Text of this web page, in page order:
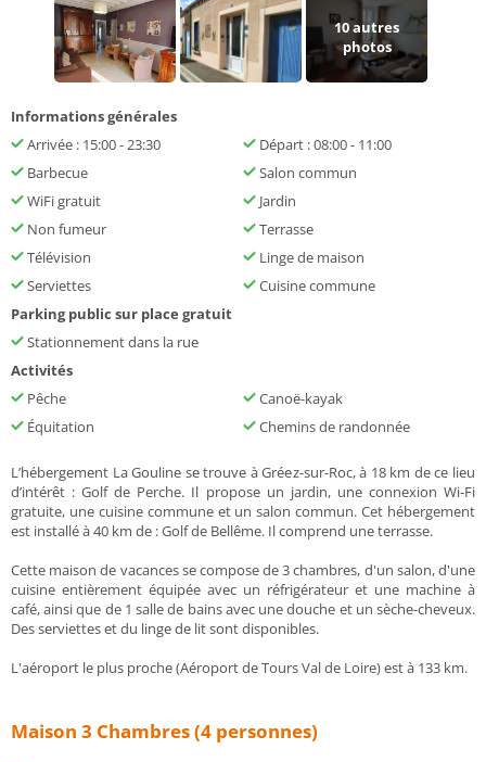
10autres
photos
Informations générales
Arrivée : 15:00 - 23:30
Départ : 08:00 - 11:00
Barbecue
Salon commun
WiFi gratuit
Jardin
Non fumeur
Terrasse
Télévision
Linge de maison
Serviettes
Cuisine commune
Parking public sur place gratuit
Stationnement dans la rue
Activités
Pêche
Canoë-kayak
Équitation
Chemins de randonnée
L’hébergement La Gouline se trouve à Gréez-sur-Roc, à 18 km de ce lieu
d’intérêt : Golf de Perche. Il propose un jardin, une connexion Wi-Fi
gratuite, une cuisine commune et un salon commun. Cet hébergement
est installé à 40 km de : Golf de Bellême. Il comprend une terrasse.
Cette maison de vacances se compose de 3 chambres, d'un salon, d'une
cuisine entièrement équipée avec un réfrigérateur et une machine à
café, ainsi que de 1 salle de bains avec une douche et un sèche-cheveux.
Des serviettes et du linge de lit sont disponibles.
L'aéroport le plus proche (Aéroport de Tours Val de Loire) est à 133 km.
Maison 3 Chambres (4 personnes)